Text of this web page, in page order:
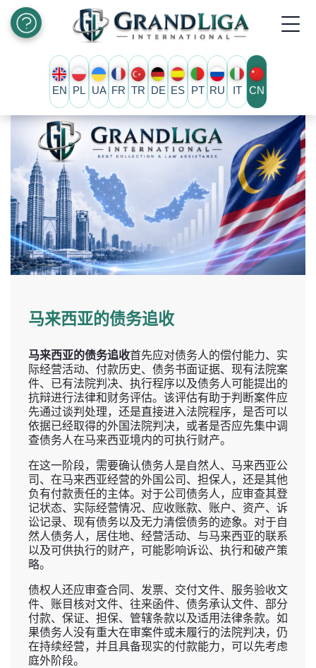
EN PL UA FR TR DE ES PT RU IT CN
马来西亚的债务追收
马来西亚的债务追收首先应对债务人的偿付能力、实
际经营活动、付款历史、债务书面证据、现有法院案
件、已有法院判决、执行程序以及债务人可能提出的
抗辩进行法律和财务评估。该评估有助于判断案件应
先通过谈判处理，还是直接进入法院程序，是否可以
依据已经取得的外国法院判决，或者是否应先集中调
查债务人在马来西亚境内的可执行财产。
在这一阶段，需要确认债务人是自然人、马来西亚公
司、在马来西亚经营的外国公司、担保人，还是其他
负有付款责任的主体。对于公司债务人，应审查其登
记状态、实际经营情况、应收账款、账户、资产、诉
讼记录、现有债务以及无力清偿债务的迹象。对于自
然人债务人，居住地、经营活动、与马来西亚的联系
以及可供执行的财产，可能影响诉讼、执行和破产策
略。
债权人还应审查合同、发票、交付文件、服务验收文
件、账目核对文件、往来函件、债务承认文件、部分
付款、保证、担保、管辖条款以及适用法律条款。如
果债务人没有重大在审案件或未履行的法院判决，仍
在持续经营，并且具备现实的付款能力，可以先考虑
庭外阶段。